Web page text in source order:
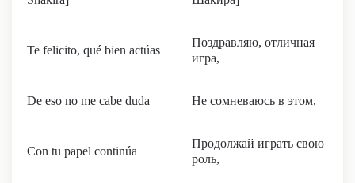
Te felicito, qué bien actúas
Поздравляю, отличная
игра,
De eso no me cabe duda Не сомневаюсь в этом,
Con tu papel continúa
Продолжай играть свою
роль,